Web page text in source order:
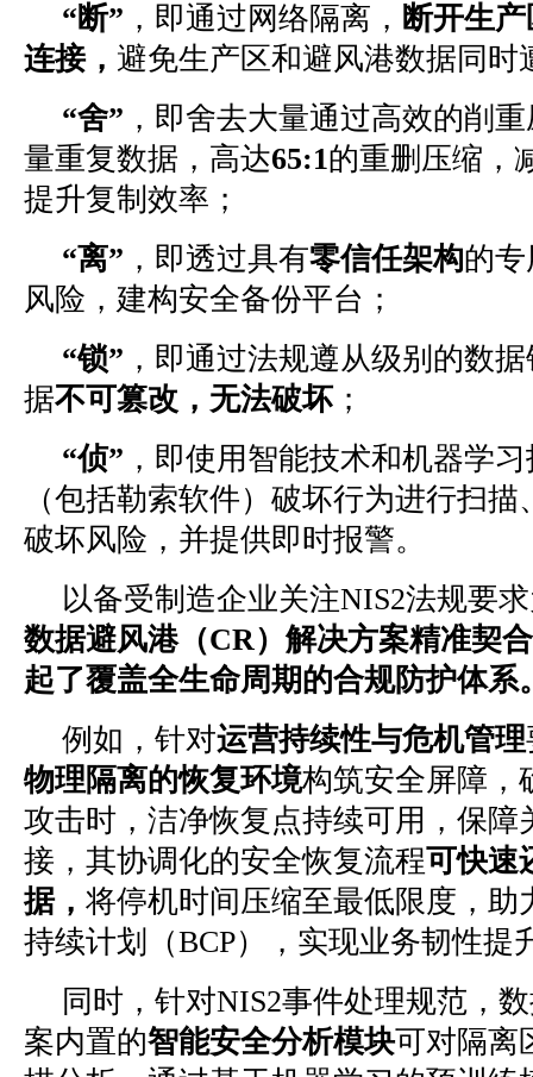
“断” ，即通过网络隔离， 断开生
连接， 避免生产区和避风港数据同时
“舍” ，即舍去大量通过高效的削
量重复数据，高达65:1的重删压缩，
提升复制效率；
“离” ，即透过具有零信任架构的
风险，建构安全备份平台；
“锁” ，即通过法规遵从级别的数
据不可篡改，无法破坏；
“侦” ，即使用智能技术和机器学
（包括勒索软件）破坏行为进行扫
破坏风险，并提供即时报警。
以备受制造企业关注NIS2法规要
数据避风港（CR）解决方案精准契
起了覆盖全生命周期的合规防护体系
例如，针对运营持续性与危机管理
物理隔离的恢复环境构筑安全屏障，
攻击时，洁净恢复点持续可用，保障
接，其协调化的安全恢复流程可快速
据， 将停机时间压缩至最低限度，助
持续计划（BCP），实现业务韧性提
同时，针对NIS2事件处理规范，
案内置的智能安全分析模块可对隔离